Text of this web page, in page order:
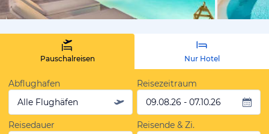
von
Pauschalreisen Nur Hotel
Abflughafen
Alle Flughäfen
Reisezeitraum
09.08.26 - 07.10.26
Reisedauer
Reisende & Zi.